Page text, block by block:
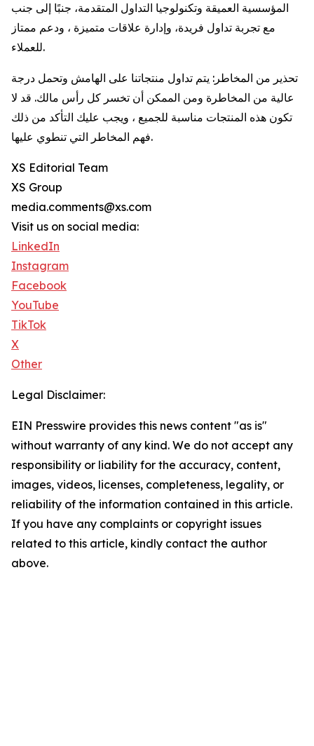
المؤسسية العميقة وتكنولوجيا التداول المتقدمة، جنبًا إلى جنب
مع تجربة تداول فريدة، وإدارة علاقات متميزة ، ودعم ممتاز
للعملاء.
تحذير من المخاطر: يتم تداول منتجاتنا على الهامش وتحمل درجة
عالية من المخاطرة ومن الممكن أن تخسر كل رأس مالك. قد لا
تكون هذه المنتجات مناسبة للجميع ، ويجب عليك التأكد من ذلك
فهم المخاطر التي تنطوي عليها.
XS Editorial Team
XS Group
media.comments@xs.com
Visit us on social media:
LinkedIn
Instagram
Facebook
YouTube
TikTok
X
Other
Legal Disclaimer:
EIN Presswire provides this news content "as is"
without warranty of any kind. We do not accept any
responsibility or liability for the accuracy, content,
images, videos, licenses, completeness, legality, or
reliability of the information contained in this article.
If you have any complaints or copyright issues
related to this article, kindly contact the author
above.